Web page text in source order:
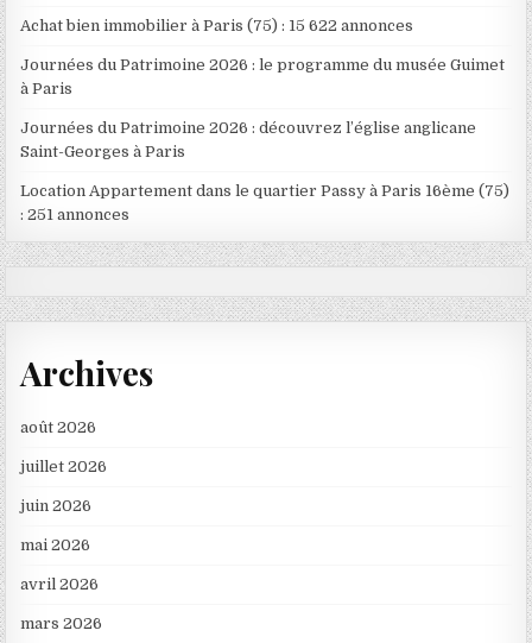
Achat bien immobilier à Paris (75) : 15 622 annonces
Journées du Patrimoine 2026 : le programme du musée Guimet
à Paris
Journées du Patrimoine 2026 : découvrez l’église anglicane
Saint-Georges à Paris
Location Appartement dans le quartier Passy à Paris 16ème (75)
: 251 annonces
Archives
août 2026
juillet 2026
juin 2026
mai 2026
avril 2026
mars 2026